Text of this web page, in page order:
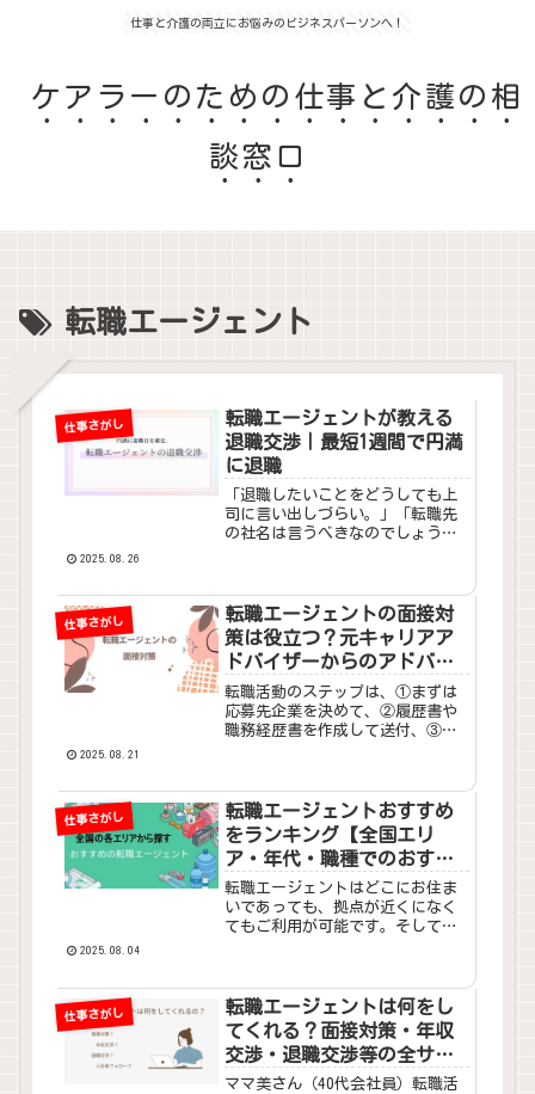
仕事と介護の両立にお悩みのビジネスパーソンへ！
ケアラーのための仕事と介護の相
談窓口
転職エージェント
仕事さがし
転職エージェントが教える
退職交渉｜最短1週間で円満
に退職
「退職したいことをどうしても上
司に言い出しづらい。」「転職先
の社名は言うべきなのでしょう
に退職を報告するときにはこのよ
うな迷いが思い浮かぶかもしれま
せん...
2025.08.26
仕事さがし
転職エージェントの面接対
策は役立つ？元キャリアア
ドバイザーからのアドバイ
ス
転職活動のステップは、①まずは
応募先企業を決めて、②履歴書や
職務経歴書を作成して送付、③そ
でそれぞれハードルがあります
が、私が転職エージェントでキャ
リアアドバイザーをしていた時に
は...
2025.08.21
仕事さがし
転職エージェントおすすめ
をランキング【全国エリ
ア・年代・職種でのおすす
め】
転職エージェントはどこにお住ま
いであっても、拠点が近くになく
てもご利用が可能です。そしてエ
ージェントを紹介していきます。
2025.08.04
仕事さがし
転職エージェントは何をし
てくれる？面接対策・年収
交渉・退職交渉等の全サー
ビスを解説
ママ美さん（40代会社員）転職活